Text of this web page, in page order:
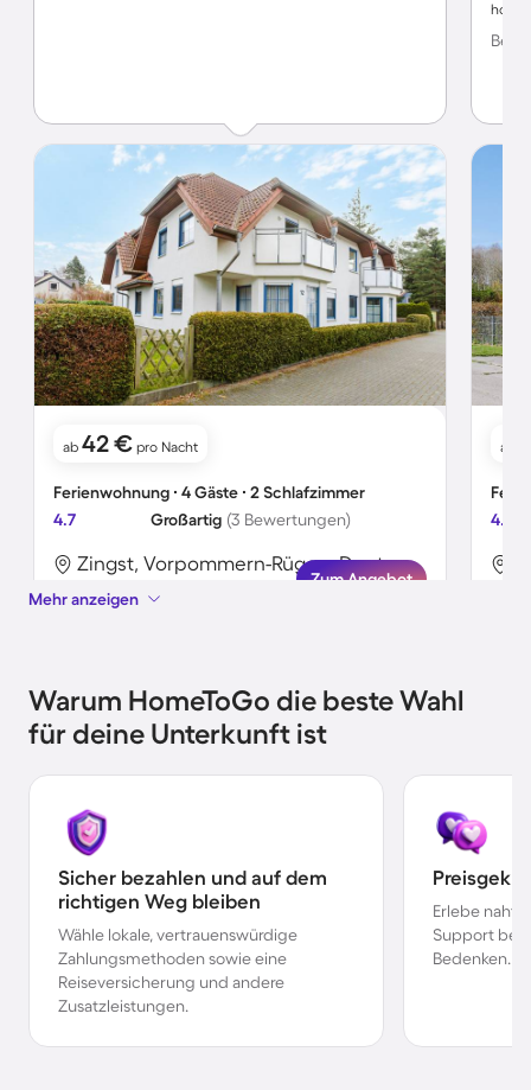
ab 42 € pro Nacht
Ferienwohnung ∙ 4 Gäste ∙ 2 Schlafzimmer
4.7
Großartig (3 Bewertungen)
Zingst, Vorpommern-Rügen, Deutschland
Zum Angebot
ab
4.3
Mehr anzeigen
Warum HomeToGo die beste Wahl
für deine Unterkunft ist
Sicher bezahlen und auf dem
richtigen Weg bleiben
Wähle lokale, vertrauenswürdige
Zahlungsmethoden sowie eine
Reiseversicherung und andere
Zusatzleistungen.
Erlebe
Support bei
Bedenken.